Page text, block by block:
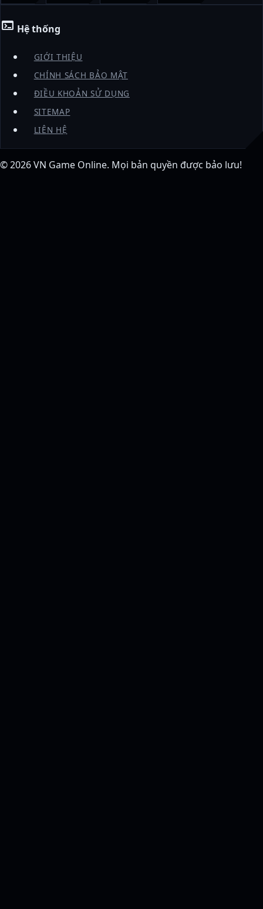
terminal Hệ thống
GIỚI THIỆU
CHÍNH SÁCH BẢO MẬT
ĐIỀU KHOẢN SỬ DỤNG
SITEMAP
LIÊN HỆ
© 2026VN Game Online. Mọi bản quyền được bảo lưu!